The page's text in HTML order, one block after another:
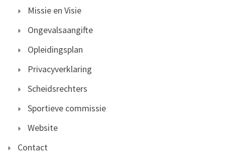
Missie en Visie
Ongevalsaangifte
Opleidingsplan
Privacyverklaring
Scheidsrechters
Sportieve commissie
Website
Contact